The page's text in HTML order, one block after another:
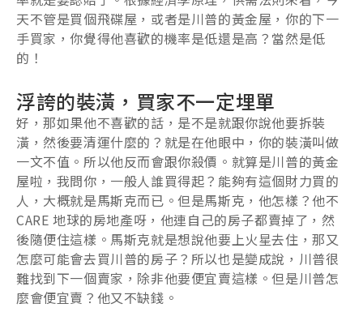
天不管是買個飛碟屋，或者是川普的黃金屋，你的下一
手買家，你覺得他喜歡的機率是低還是高？當然是低
的！
浮誇的裝潢，買家不一定埋單
好，那如果他不喜歡的話，是不是就跟你說他要拆裝
潢，然後要清運什麼的？就是在他眼中，你的裝潢叫做
一文不值。所以他反而會跟你殺價。就算是川普的黃金
屋啦，我問你，一般人誰買得起？能夠有這個財力買的
人，大概就是馬斯克而已。但是馬斯克，他怎樣？他不
CARE 地球的房地產呀，他連自己的房子都賣掉了，然
後隨便住這樣。馬斯克就是想說他要上火星去住，那又
怎麼可能會去買川普的房子？所以也是變成說，川普很
難找到下一個賣家，除非他要便宜賣這樣。但是川普怎
麼會便宜賣？他又不缺錢。